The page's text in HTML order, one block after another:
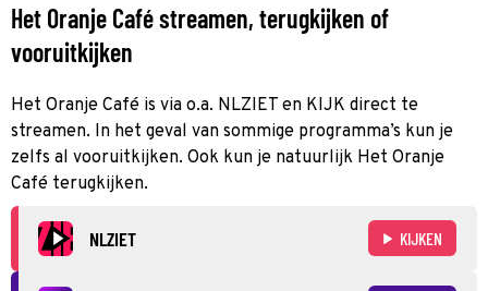
Het Oranje Café streamen, terugkijken of
vooruitkijken
Het Oranje Café is via o.a. NLZIET en KIJK direct te
streamen. In het geval van sommige programma’s kun je
zelfs al vooruitkijken. Ook kun je natuurlijk Het Oranje
Café terugkijken.
NLZIET KIJKEN